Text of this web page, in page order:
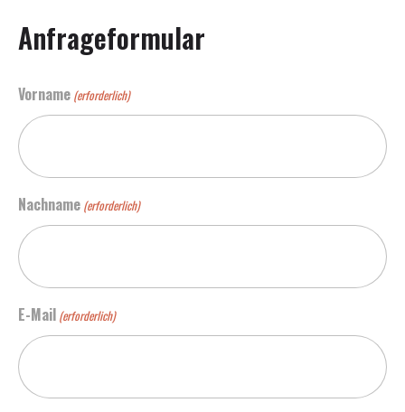
Anfrageformular
Vorname (erforderlich)
Nachname (erforderlich)
E-Mail (erforderlich)